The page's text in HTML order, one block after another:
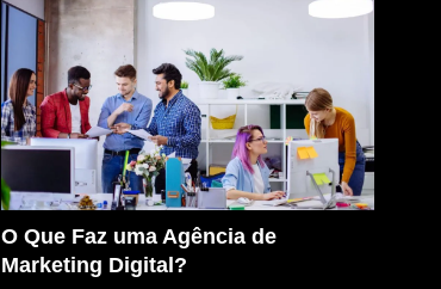
O Que Faz uma Agência de
Marketing Digital?